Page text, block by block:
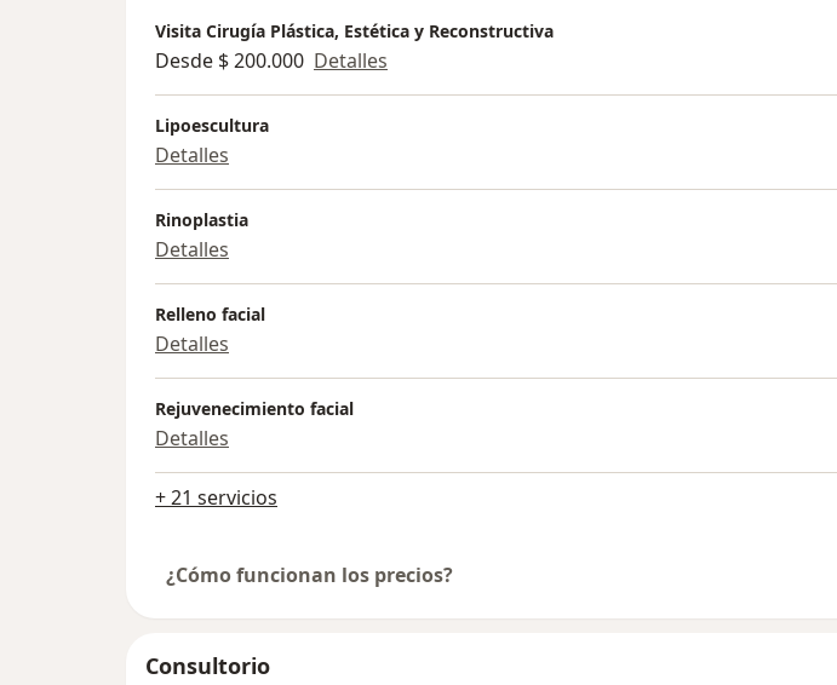
Visita Cirugía Plástica, Estética y Reconstructiva
Desde $ 200.000 Detalles
Lipoescultura
Detalles
Rinoplastia
Detalles
Relleno facial
Detalles
Rejuvenecimiento facial
Detalles
+ 21 servicios
¿Cómo funcionan los precios?
Consultorio